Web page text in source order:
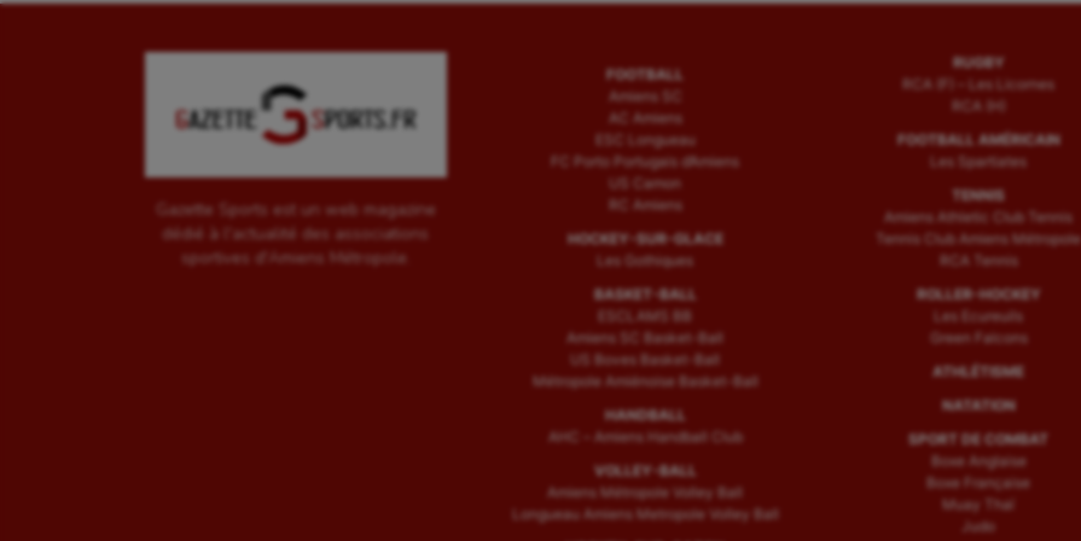
Gazette Sports est un web magazine
dédié à l'actualité des associations
sportives d'Amiens Métropole.
FOOTBALL
Amiens SC
AC Amiens
ESC Longueau
FC Porto Portugais d’Amiens
US Camon
RC Amiens
HOCKEY-SUR-GLACE
Les Gothiques
BASKET-BALL
ESCLAMS BB
Amiens SC Basket-Ball
US Boves Basket-Ball
Métropole Amiénoise Basket-Ball
HANDBALL
AHC – Amiens Handball Club
VOLLEY-BALL
Amiens Métropole Volley Ball
Longueau Amiens Metropole Volley Ball
RUGBY
RCA (F) – Les Licornes
RCA (H)
FOOTBALL AMÉRICAIN
Les Spartiates
TENNIS
Amiens Athletic Club Tennis
Tennis Club Amiens Métropole
RCA Tennis
ROLLER-HOCKEY
Les Ecureuils
Green Falcons
ATHLÉTISME
NATATION
SPORT DE COMBAT
Boxe Anglaise
Boxe Française
Muay Thaï
Judo